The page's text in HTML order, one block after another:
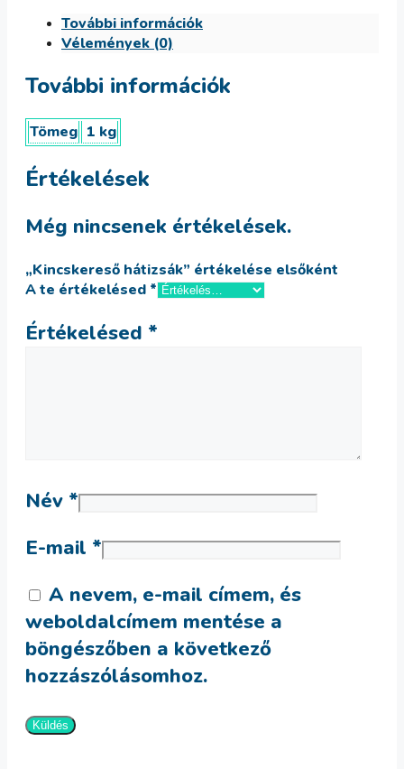
További információk
Vélemények (0)
További információk
Tömeg 1 kg
Értékelések
Még nincsenek értékelések.
„Kincskereső hátizsák” értékelése elsőként
A te értékelésed *
Értékelésed *
Név *
E-mail *
A nevem, e-mail címem, és
weboldalcímem mentése a
böngészőben a következő
hozzászólásomhoz.